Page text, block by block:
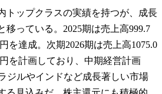
トップクラスの実績を持つが、成長
移っている。2025期は売上高999.7
を達成。次期2026期は売上高1075.0
を計画しており、中期経営計画
ジルやインドなど成長著しい市場